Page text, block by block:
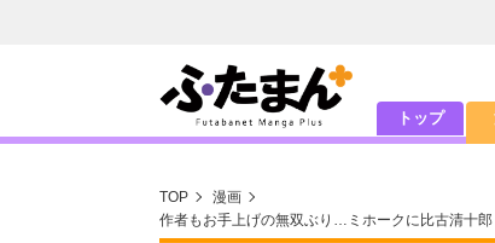
トップ
TOP
漫画
作者もお手上げの無双ぶり…ミホークに比古清十